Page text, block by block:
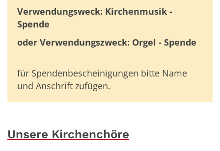
Verwendungsweck: Kirchenmusik -
Spende
oder Verwendungszweck: Orgel - Spende
für Spendenbescheinigungen bitte Name
und Anschrift zufügen.
Unsere Kirchenchöre